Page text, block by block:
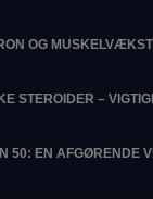
OG
STEROIDER –
50: EN AFGØRENDE